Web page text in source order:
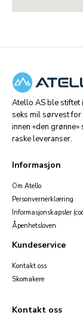
Atello AS ble stiftet
seks mil sørvest
innen «den
raske leveranser.
Informasjon
Om Atello
Personvernerklæring
Informasjonskapsler
Åpenhetsloven
Kundeservice
Kontakt oss
Skomakere
Kontakt oss